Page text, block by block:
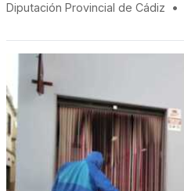
Diputación Provincial de Cádiz •